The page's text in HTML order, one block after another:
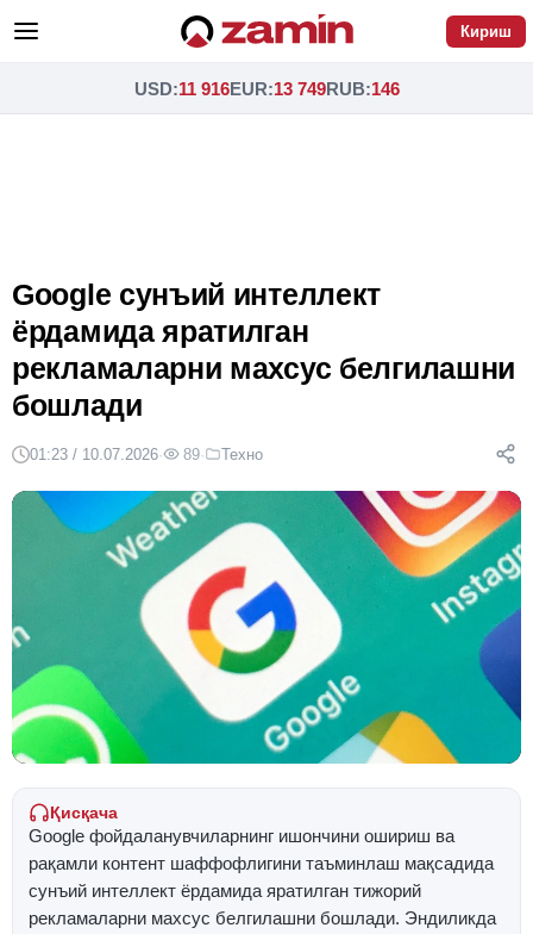
Кириш
USD:11 916EUR:13 749RUB:146
Google сунъий интеллект
ёрдамида яратилган
рекламаларни махсус белгилашни
бошлади
01:23 / 10.07.2026· 89· Техно
Қисқача
Google фойдаланувчиларнинг ишончини ошириш ва
рақамли контент шаффофлигини таъминлаш мақсадида
сунъий интеллект ёрдамида яратилган тижорий
рекламаларни махсус белгилашни бошлади. Эндиликда